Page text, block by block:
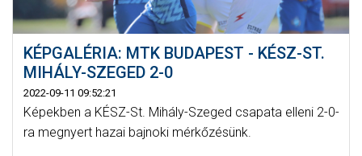
KÉPGALÉRIA: MTK BUDAPEST - KÉSZ-ST.
MIHÁLY-SZEGED 2-0
2022-09-11 09:52:21
Képekben a KÉSZ-St. Mihály-Szeged csapata elleni 2-0-
ra megnyert hazai bajnoki mérkőzésünk.